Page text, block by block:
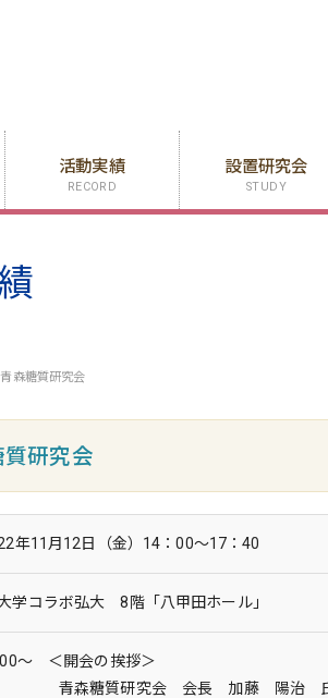
活動実績
RECORD
設置研究会
STUDY
森糖質研究会
研究会
年11月12日（金）14：00～17：40
学コラボ弘大 8階「八甲田ホール」
～ ＜開会の挨拶＞
糖質研究会 会長 加藤 陽治